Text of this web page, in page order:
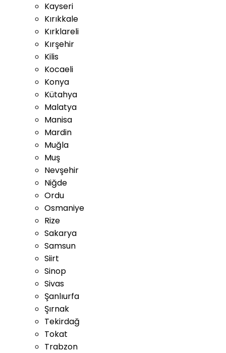
Kayseri
Kırıkkale
Kırklareli
Kırşehir
Kilis
Kocaeli
Konya
Kütahya
Malatya
Manisa
Mardin
Muğla
Muş
Nevşehir
Niğde
Ordu
Osmaniye
Rize
Sakarya
Samsun
Siirt
Sinop
Sivas
Şanlıurfa
Şırnak
Tekirdağ
Tokat
Trabzon